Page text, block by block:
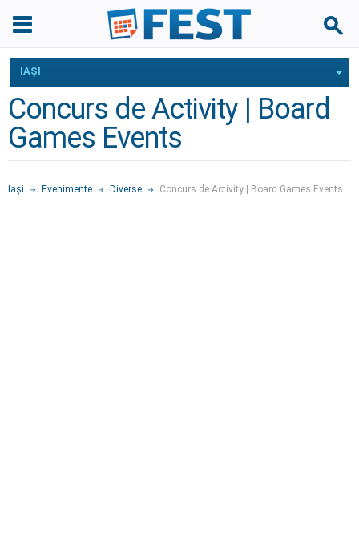
IAŞI
Concurs de Activity | Board
Games Events
Iaşi Evenimente Diverse Concurs de Activity | Board Games Events